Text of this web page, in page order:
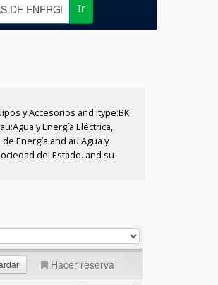
Ir
y Accesorios and itype:BK
y Energía Eléctrica,
Energía and au:Agua y
del Estado. and su-
Hacer reserva